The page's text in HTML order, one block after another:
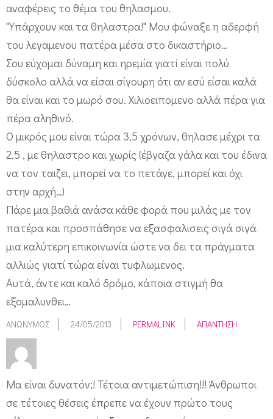
αναφέρεις το θέμα του θηλασμου.
"Υπάρχουν και τα θηλαστρα!" Μου φώναξε η αδερφή
του λεγαμενου πατέρα μέσα στο δικαστήριο…
Σου εύχομαι δύναμη και ηρεμία γιατί είναι πολύ
δύσκολο αλλά να είσαι σίγουρη ότι αν εσύ είσαι καλά
θα είναι και το μωρό σου. Χιλιοειπομενο αλλά πέρα για
πέρα αληθινό.
Ο μικρός μου είναι τώρα 3,5 χρόνων, θηλασε μέχρι τα
2,5 , με θηλαστρο και χωρίς (έβγαζα γάλα και του έδινα
να τον ταιζει, μπορεί να το πετάγε, μπορεί και όχι
στην αρχή…)
Πάρε μια βαθιά ανάσα κάθε φορά που μιλάς με τον
πατέρα και προσπάθησε να εξασφαλισεις σιγά σιγά
μια καλύτερη επικοινωνία ώστε να δει τα πράγματα
αλλιώς γιατί τώρα είναι τυφλωμενος.
Αυτά, άντε και καλό δρόμο, κάποια στιγμή θα
εξομαλυνθει…
ΑΝΏΝΥΜΟΣ 24/05/2013 PERMALINK ΑΠΆΝΤΗΣΗ
Μα είναι δυνατόν;! Τέτοια αντιμετώπιση!!! Άνθρωποι
σε τέτοιες θέσεις έπρεπε να έχουν πρώτο τους